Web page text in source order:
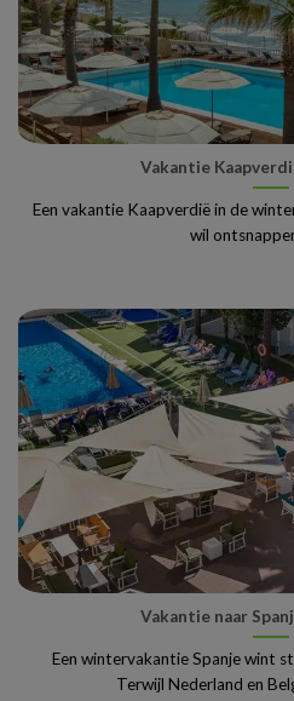
Vakantie
Een vakantie Kaapverdië in de
wil
Vakantie naar
Een wintervakantie Spanje wint
Terwijl Nederland en